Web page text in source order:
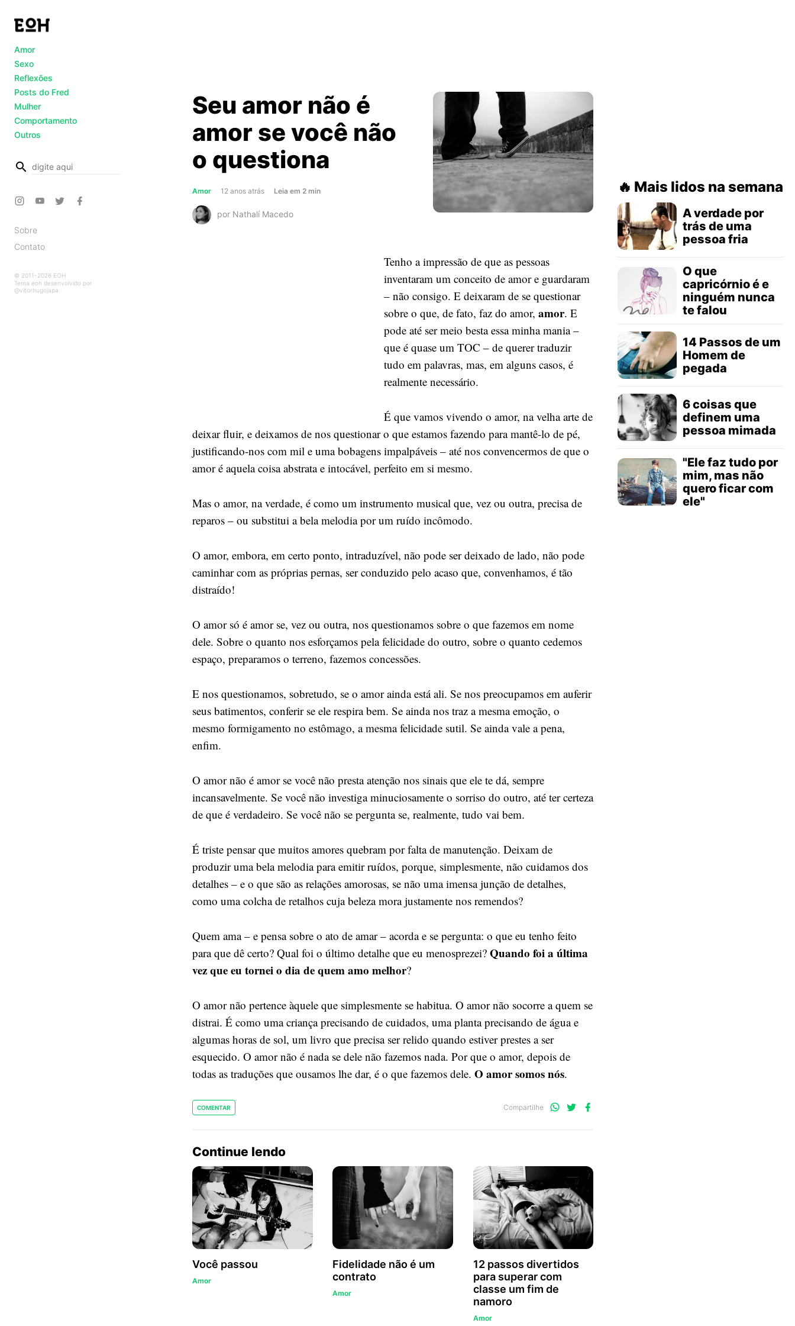
Amor
Sexo
Reflexões
Posts do Fred
Mulher
Comportamento
Outros
busca
Sobre
Contato
© 2011-2026 EOH
Tema eoh desenvolvido por
@vitorhugojapa
Seu amor não é
amor se você não
o questiona
Amor 12 anos atrás Leiaabout
amor
em2 min
por Nathalí Macedo
Tenho a impressão de que as pessoas
inventaram um conceito de amor e guardaram
– não consigo. E deixaram de se questionar
sobre o que, de fato, faz do amor,amor. E
pode até ser meio besta essa minha mania –
que é quase um TOC – de querer traduzir
tudo em palavras, mas, em alguns casos, é
realmente necessário.
É que vamos vivendo o amor, na velha arte de
deixar fluir, e deixamos de nos questionar o que estamos fazendo para mantê-lo de pé,
justificando-nos com mil e uma bobagens impalpáveis – até nos convencermos de que o
amor é aquela coisa abstrata e intocável, perfeito em si mesmo.
Mas o amor, na verdade, é como um instrumento musical que, vez ou outra, precisa de
reparos – ou substitui a bela melodia por um ruído incômodo.
O amor, embora, em certo ponto, intraduzível, não pode ser deixado de lado, não pode
caminhar com as próprias pernas, ser conduzido pelo acaso que, convenhamos, é tão
distraído!
O amor só é amor se, vez ou outra, nos questionamos sobre o que fazemos em nome
dele. Sobre o quanto nos esforçamos pela felicidade do outro, sobre o quanto cedemos
espaço, preparamos o terreno, fazemos concessões.
E nos questionamos, sobretudo, se o amor ainda está ali. Se nos preocupamos em auferir
seus batimentos, conferir se ele respira bem. Se ainda nos traz a mesma emoção, o
mesmo formigamento no estômago, a mesma felicidade sutil. Se ainda vale a pena,
enfim.
O amor não é amor se você não presta atenção nos sinais que ele te dá, sempre
incansavelmente. Se você não investiga minuciosamente o sorriso do outro, até ter certeza
de que é verdadeiro. Se você não se pergunta se, realmente, tudo vai bem.
É triste pensar que muitos amores quebram por falta de manutenção. Deixam de
produzir uma bela melodia para emitir ruídos, porque, simplesmente, não cuidamos dos
detalhes – e o que são as relações amorosas, se não uma imensa junção de detalhes,
como uma colcha de retalhos cuja beleza mora justamente nos remendos?
Quem ama – e pensa sobre o ato de amar – acorda e se pergunta: o que eu tenho feito
para que dê certo? Qual foi o último detalhe que eu menosprezei?Quando foi a última
vez que eu tornei o dia de quem amo melhor?
O amor não pertence àquele que simplesmente se habitua. O amor não socorre a quem se
distrai. É como uma criança precisando de cuidados, uma planta precisando de água e
algumas horas de sol, um livro que precisa ser relido quando estiver prestes a ser
esquecido. O amor não é nada se dele não fazemos nada. Por que o amor, depois de
todas as traduções que ousamos lhe dar, é o que fazemos dele.O amor somos nós.
COMENTAR Compartilhe
Compartilhe
Compartilhe
Continue lendo
Você passou
Amor
Fidelidade não é um
contrato
Amor
12 passos divertidos
para superar com
classe um fim de
namoro
Amor
Mais lidos na semana
A verdade por
trás de uma
pessoa fria
O que
capricórnio é e
ninguém nunca
te falou
14 Passos de um
Homem de
pegada
6 coisas que
definem uma
pessoa mimada
"Ele faz tudo por
mim, mas não
quero ficar com
ele"